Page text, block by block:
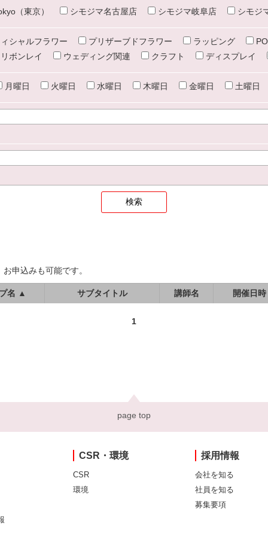
（東京） シモジマ名古屋店 シモジマ岐阜店 シモジ
シャルフラワー プリザーブドフラワー ラッピング
ボンレイ
ウェディング関連 クラフト ディスプレイ
月曜日 火曜日 水曜日 木曜日 金曜日 土曜日
申込みも可能です。
名 ▲ サブタイトル 講師名 開催日時
1
page top
CSR・環境
CSR
環境
採用情報
会社を知る
社員を知る
募集要項